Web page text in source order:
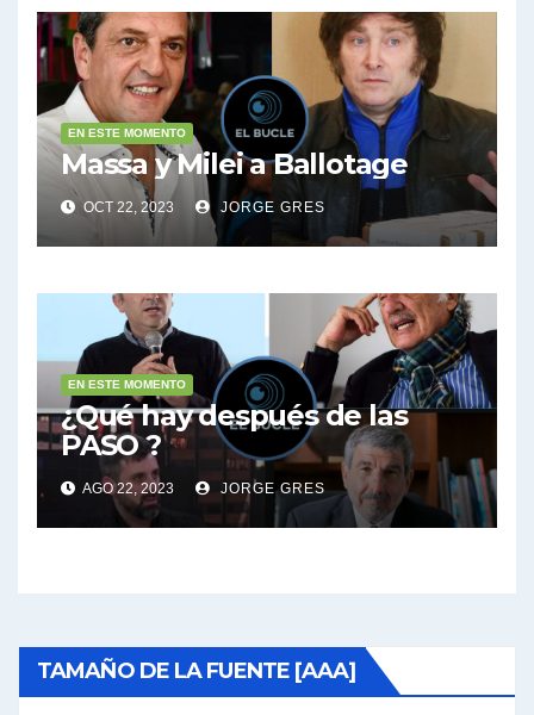
EN ESTE MOMENTO
Massa y Milei a Ballotage
OCT 22, 2023 JORGE GRES
EN ESTE MOMENTO
¿Qué hay después de las
PASO ?
AGO 22, 2023 JORGE GRES
TAMAÑO DE LA FUENTE [AAA]